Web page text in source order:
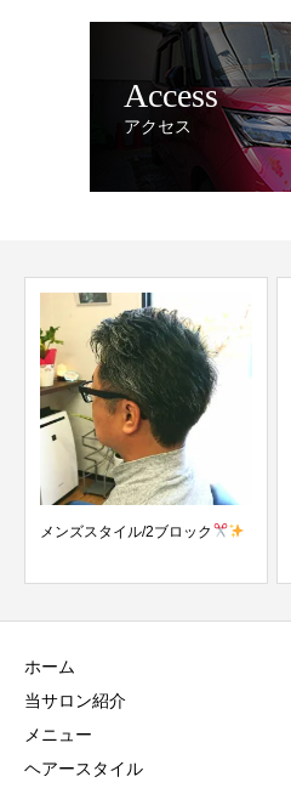
Access
アクセス
メンズスタイル/2ブロック
ホーム
当サロン紹介
メニュー
ヘアースタイル